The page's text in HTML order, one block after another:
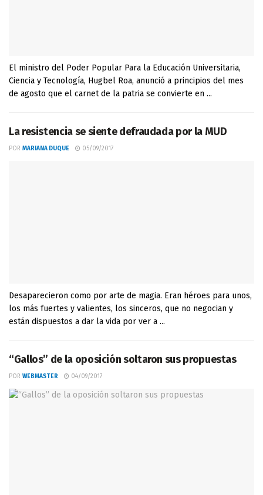
El ministro del Poder Popular Para la Educación Universitaria,
Ciencia y Tecnología, Hugbel Roa, anunció a principios del mes
de agosto que el carnet de la patria se convierte en ...
La resistencia se siente defraudada por la MUD
POR MARIANA DUQUE 05/09/2017
Desaparecieron como por arte de magia. Eran héroes para unos,
los más fuertes y valientes, los sinceros, que no negocian y
están dispuestos a dar la vida por ver a ...
“Gallos” de la oposición soltaron sus propuestas
POR WEBMASTER 04/09/2017